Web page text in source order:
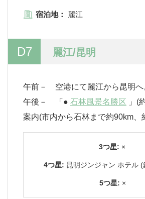
宿泊地： 麗江
D7 麗江/昆明
午前－ 空港にて麗江から昆明へ
午後－ 「● 石林風景名勝区 」(
案内(市内から石林まで約90km、
3つ星: ×
4つ星: 昆明ジンジャン ホテル (
5つ星: ×